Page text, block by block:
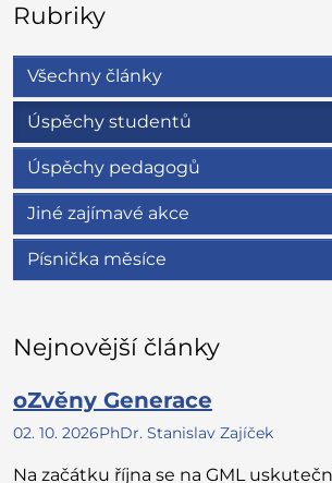
Rubriky
Všechny články
Úspěchy studentů
Úspěchy pedagogů
Jiné zajímavé akce
Písnička měsíce
Nejnovější články
oZvěny Generace
02. 10. 2026PhDr. Stanislav Zajíček
Na začátku října se na GML